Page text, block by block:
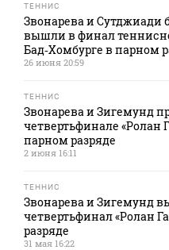
ТЕННИС
Звонарева и Сутджиади
вышли в финал
Бад‑Хомбурге в парном
26 июня 20:59
ТЕННИС
Звонарева и Зигемунд
четвертьфинале «Ролан
парном разряде
2 июня 16:11
ТЕННИС
Звонарева и Зигемунд
четвертьфинал «Ролан
разряде
31 мая 16:22